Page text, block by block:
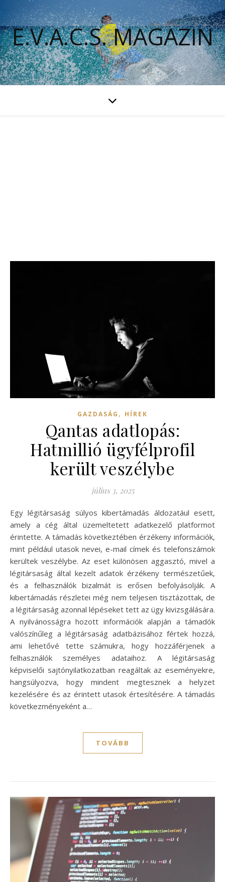
E.V.A.C.S. MAGAZIN
GAZDASÁG , HÍREK
Qantas adatlopás:
Hatmillió ügyfélprofil
került veszélybe
július 3, 2025
Egy légitársaság súlyos kibertámadás áldozatául esett,
amely a cég által üzemeltetett adatkezelő platformot
érintette. A támadás következtében érzékeny információk,
mint például utasok nevei, e-mail címek és telefonszámok
kerültek veszélybe. Az eset különösen aggasztó, mivel a
légitársaság által kezelt adatok érzékeny természetűek,
és a felhasználók bizalmát is erősen befolyásolják. A
kibertámadás részletei még nem teljesen tisztázottak, de
a légitársaság azonnal lépéseket tett az ügy kivizsgálására.
A nyilvánosságra hozott információk alapján a támadók
valószínűleg a légitársaság adatbázisához fértek hozzá,
ami lehetővé tette számukra, hogy hozzáférjenek a
felhasználók személyes adataihoz. A légitársaság
képviselői sajtónyilatkozatban reagáltak az eseményekre,
hangsúlyozva, hogy mindent megtesznek a helyzet
kezelésére és az érintett utasok értesítésére. A támadás
következményeként a…
TOVÁBB